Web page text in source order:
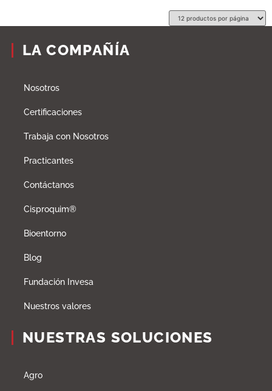
LA COMPAÑÍA
Nosotros
Certificaciones
Trabaja con Nosotros
Practicantes
Contáctanos
Cisproquim®
Bioentorno
Blog
Fundación Invesa
Nuestros valores
NUESTRAS SOLUCIONES
Agro